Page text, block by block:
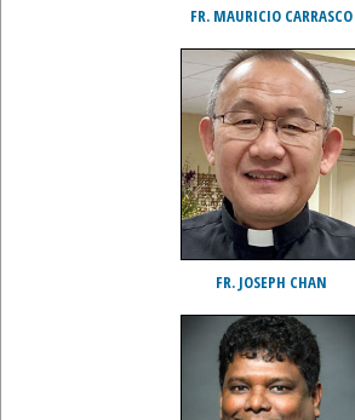
FR. MAURICIO CARRASCO
FR. JOSEPH CHAN